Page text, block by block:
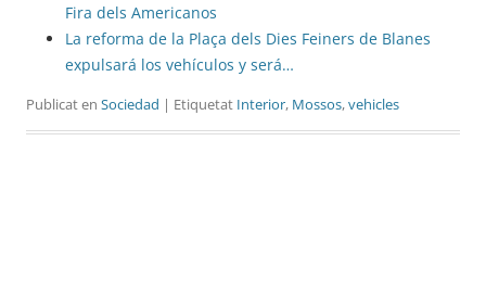
Fira dels Americanos
La reforma de la Plaça dels Dies Feiners de Blanes
expulsará los vehículos y será…
Publicat en Sociedad | Etiquetat Interior, Mossos,vehicles